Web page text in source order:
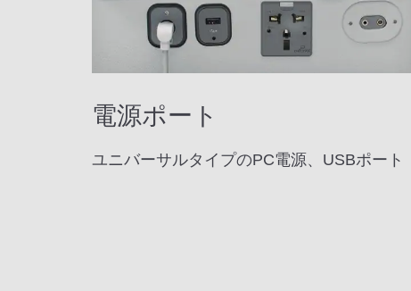
電源ポート
ユニバーサルタイプのPC電源、USBポート